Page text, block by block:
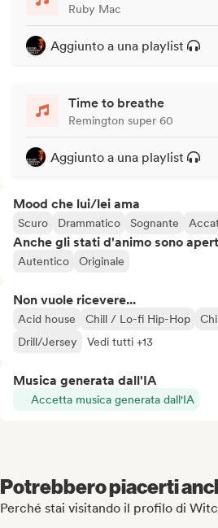
Ruby Mac
Aggiunto a una playlist
Time to breathe
Remington super 60
Aggiunto a una playlist
Mood che lui/lei ama
Scuro Drammatico Sognante
Anche gli stati d'animo sono
Autentico Originale
Non vuole ricevere...
Acid house Chill / Lo-fi Hip-Hop
Drill/Jersey
Vedi tutti +13
Musica generata dall'IA
Accetta musica generata dall'IA
Potrebbero piacerti
Perché stai visitando il profilo di